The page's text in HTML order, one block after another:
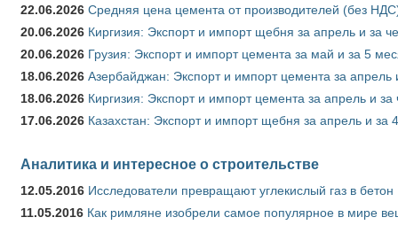
22.06.2026 Средняя цена цемента от производителей (без
20.06.2026 Киргизия: Экспорт и импорт щебня за апрель и за
20.06.2026 Грузия: Экспорт и импорт цемента за май и за 5
18.06.2026 Азербайджан: Экспорт и импорт цемента за
18.06.2026 Киргизия: Экспорт и импорт цемента за апрель и
17.06.2026 Казахстан: Экспорт и импорт щебня за апрель и за
Аналитика и интересное о строительстве
12.05.2016 Исследователи превращают углекислый газ в бетон
11.05.2016 Как римляне изобрели самое популярное в мире